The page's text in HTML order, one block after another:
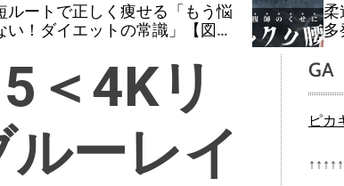
ルートで正しく痩せる「もう悩
い！ダイエットの常識」【図解
柔
多
＜4Kリ
ーレイ
GA
ピカ